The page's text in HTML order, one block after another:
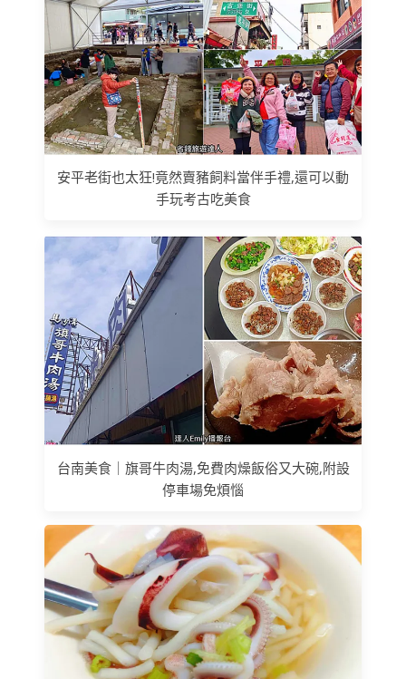
安平老街也太狂!竟然賣豬飼料當伴手禮,還可以動
手玩考古吃美食
台南美食｜旗哥牛肉湯,免費肉燥飯俗又大碗,附設
停車場免煩惱